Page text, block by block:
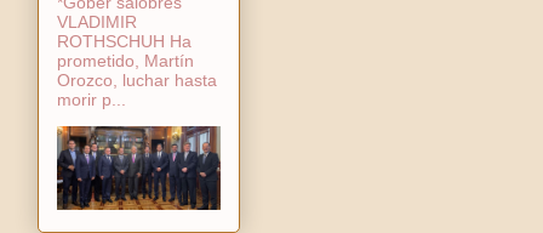
VLADIMIR
ROTHSCHUH Ha
prometido, Martín
Orozco, luchar hasta
morir p...